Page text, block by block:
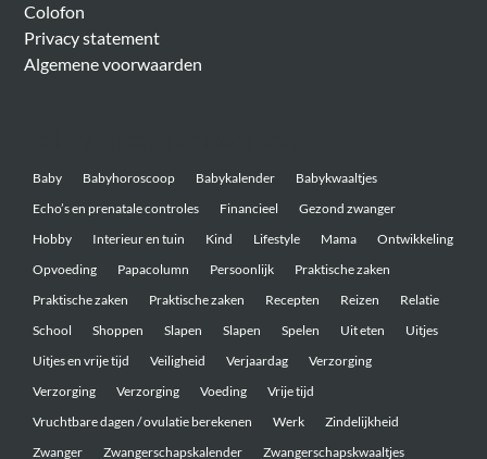
Colofon
Privacy statement
Algemene voorwaarden
Baby Babyhoroscoop Babykalender
Babykwaaltjes
Echo’s en prenatale controles
Financieel
Gezond zwanger
Hobby
Interieur en tuin Kind Lifestyle Mama
Ontwikkeling
Opvoeding
Papacolumn Persoonlijk
Praktische zaken
Praktische zaken
Praktische zaken Recepten Reizen
Relatie
School
Shoppen Slapen Slapen Spelen Uit eten
Uitjes
Uitjes en vrije tijd
Veiligheid Verjaardag
Verzorging
Verzorging
Verzorging Voeding
Vrije tijd
Vruchtbare dagen / ovulatie berekenen
Werk
Zindelijkheid
Zwanger
Zwangerschapskalender Zwangerschapskwaaltjes